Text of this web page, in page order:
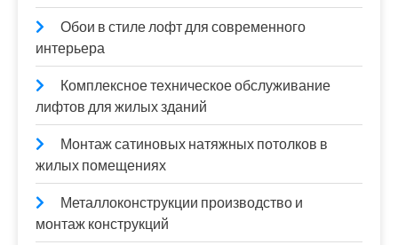
Обои в стиле лофт для современного
интерьера
Комплексное техническое обслуживание
лифтов для жилых зданий
Монтаж сатиновых натяжных потолков в
жилых помещениях
Металлоконструкции производство и
монтаж конструкций